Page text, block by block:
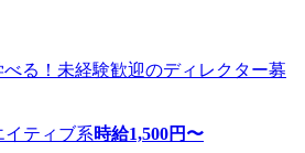
る！未経験歓迎のディレクター募
イティブ系時給1,500円〜